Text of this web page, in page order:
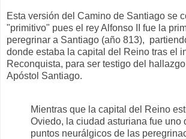
Esta versión del Camino de Santiago se
"primitivo" pues el rey Alfonso II fue la
peregrinar a Santiago (año 813),
donde estaba la capital del Reino tras el
Reconquista, para ser testigo del
Apóstol Santiago.
Mientras que la capital del Reino
Oviedo, la ciudad asturiana fue uno
puntos neurálgicos de las